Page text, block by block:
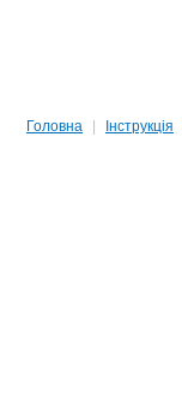
Головна Інструкція